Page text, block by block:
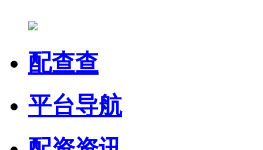
配查查
平台导航